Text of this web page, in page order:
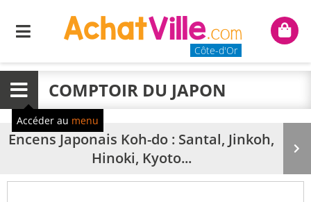
Menu
Côte-d'Or
Mon
Menu COMPTOIR DU JAPON
Accéder au menu
Encens Japonais Koh-do : Santal, Jinkoh,
Hinoki, Kyoto...